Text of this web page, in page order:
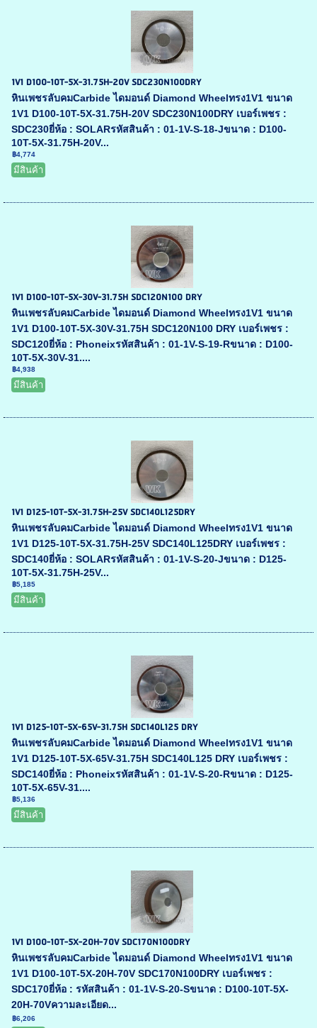
1V1 D100-10T-5X-31.75H-20V SDC230N100DRY
หินเพชรลับคมCarbide ไดมอนด์ Diamond Wheelทรง1V1 ขนาด
1V1 D100-10T-5X-31.75H-20V SDC230N100DRY เบอร์เพชร :
SDC230ยี่ห้อ : SOLARรหัสสินค้า : 01-1V-S-18-Jขนาด : D100-
10T-5X-31.75H-20V...
฿4,774
มีสินค้า
1V1 D100-10T-5X-30V-31.75H SDC120N100 DRY
หินเพชรลับคมCarbide ไดมอนด์ Diamond Wheelทรง1V1 ขนาด
1V1 D100-10T-5X-30V-31.75H SDC120N100 DRY เบอร์เพชร :
SDC120ยี่ห้อ : Phoneixรหัสสินค้า : 01-1V-S-19-Rขนาด : D100-
10T-5X-30V-31....
฿4,938
มีสินค้า
1V1 D125-10T-5X-31.75H-25V SDC140L125DRY
หินเพชรลับคมCarbide ไดมอนด์ Diamond Wheelทรง1V1 ขนาด
1V1 D125-10T-5X-31.75H-25V SDC140L125DRY เบอร์เพชร :
SDC140ยี่ห้อ : SOLARรหัสสินค้า : 01-1V-S-20-Jขนาด : D125-
10T-5X-31.75H-25V...
฿5,185
มีสินค้า
1V1 D125-10T-5X-65V-31.75H SDC140L125 DRY
หินเพชรลับคมCarbide ไดมอนด์ Diamond Wheelทรง1V1 ขนาด
1V1 D125-10T-5X-65V-31.75H SDC140L125 DRY เบอร์เพชร :
SDC140ยี่ห้อ : Phoneixรหัสสินค้า : 01-1V-S-20-Rขนาด : D125-
10T-5X-65V-31....
฿5,136
มีสินค้า
1V1 D100-10T-5X-20H-70V SDC170N100DRY
หินเพชรลับคมCarbide ไดมอนด์ Diamond Wheelทรง1V1 ขนาด
1V1 D100-10T-5X-20H-70V SDC170N100DRY เบอร์เพชร :
SDC170ยี่ห้อ : รหัสสินค้า : 01-1V-S-20-Sขนาด : D100-10T-5X-
20H-70Vความละเอียด...
฿6,206